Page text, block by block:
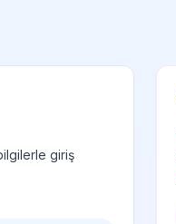
giriş